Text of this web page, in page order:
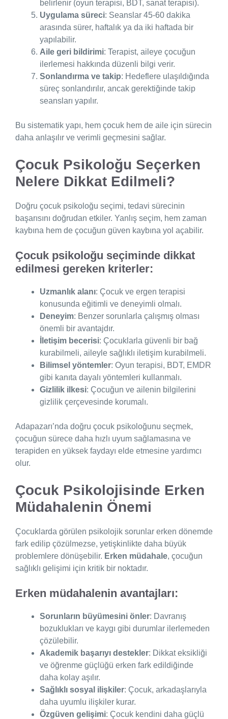
belirlenir (oyun terapisi, BDT, sanat terapisi).
Uygulama süreci: Seanslar 45-60 dakika
arasında sürer, haftalık ya da iki haftada bir
yapılabilir.
Aile geri bildirimi: Terapist, aileye çocuğun
ilerlemesi hakkında düzenli bilgi verir.
Sonlandırma ve takip: Hedeflere ulaşıldığında
süreç sonlandırılır, ancak gerektiğinde takip
seansları yapılır.
Bu sistematik yapı, hem çocuk hem de aile için sürecin
daha anlaşılır ve verimli geçmesini sağlar.
Çocuk Psikoloğu Seçerken
Nelere Dikkat Edilmeli?
Doğru çocuk psikoloğu seçimi, tedavi sürecinin
başarısını doğrudan etkiler. Yanlış seçim, hem zaman
kaybına hem de çocuğun güven kaybına yol açabilir.
Çocuk psikoloğu seçiminde dikkat
edilmesi gereken kriterler:
Uzmanlık alanı: Çocuk ve ergen terapisi
konusunda eğitimli ve deneyimli olmalı.
Deneyim: Benzer sorunlarla çalışmış olması
önemli bir avantajdır.
İletişim becerisi: Çocuklarla güvenli bir bağ
kurabilmeli, aileyle sağlıklı iletişim kurabilmeli.
Bilimsel yöntemler: Oyun terapisi, BDT, EMDR
gibi kanıta dayalı yöntemleri kullanmalı.
Gizlilik ilkesi: Çocuğun ve ailenin bilgilerini
gizlilik çerçevesinde korumalı.
Adapazarı’nda doğru çocuk psikoloğunu seçmek,
çocuğun sürece daha hızlı uyum sağlamasına ve
terapiden en yüksek faydayı elde etmesine yardımcı
olur.
Çocuk Psikolojisinde Erken
Müdahalenin Önemi
Çocuklarda görülen psikolojik sorunlar erken dönemde
fark edilip çözülmezse, yetişkinlikte daha büyük
problemlere dönüşebilir. Erken müdahale, çocuğun
sağlıklı gelişimi için kritik bir noktadır.
Erken müdahalenin avantajları:
Sorunların büyümesini önler: Davranış
bozuklukları ve kaygı gibi durumlar ilerlemeden
çözülebilir.
Akademik başarıyı destekler: Dikkat eksikliği
ve öğrenme güçlüğü erken fark edildiğinde
daha kolay aşılır.
Sağlıklı sosyal ilişkiler: Çocuk, arkadaşlarıyla
daha uyumlu ilişkiler kurar.
Özgüven gelişimi: Çocuk kendini daha güçlü